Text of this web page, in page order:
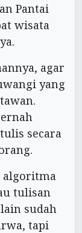
Pantai
wisata
agar
yang
secara
algoritma
tulisan
sudah
tapi